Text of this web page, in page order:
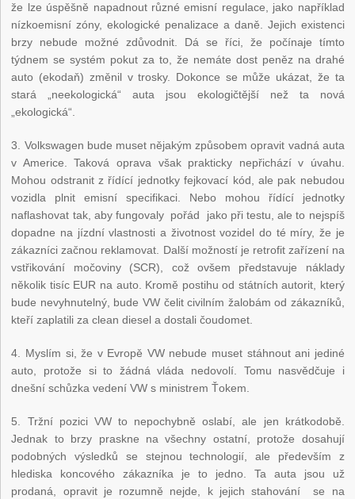
že lze úspěšně napadnout různé emisní regulace, jako například
nízkoemisní zóny, ekologické penalizace a daně. Jejich existenci
brzy nebude možné zdůvodnit. Dá se říci, že počínaje tímto
týdnem se systém pokut za to, že nemáte dost peněz na drahé
auto (ekodaň) změnil v trosky. Dokonce se může ukázat, že ta
stará „neekologická“ auta jsou ekologičtější než ta nová
„ekologická“.
3. Volkswagen bude muset nějakým způsobem opravit vadná auta
v Americe. Taková oprava však prakticky nepřichází v úvahu.
Mohou odstranit z řídící jednotky fejkovací kód, ale pak nebudou
vozidla plnit emisní specifikaci. Nebo mohou řídící jednotky
naflashovat tak, aby fungovaly pořád jako při testu, ale to nejspíš
dopadne na jízdní vlastnosti a životnost vozidel do té míry, že je
zákazníci začnou reklamovat. Další možností je retrofit zařízení na
vstřikování močoviny (SCR), což ovšem představuje náklady
několik tisíc EUR na auto. Kromě postihu od státních autorit, který
bude nevyhnutelný, bude VW čelit civilním žalobám od zákazníků,
kteří zaplatili za clean diesel a dostali čoudomet.
4. Myslím si, že v Evropě VW nebude muset stáhnout ani jediné
auto, protože si to žádná vláda nedovolí. Tomu nasvědčuje i
dnešní schůzka vedení VW s ministrem Ťokem.
5. Tržní pozici VW to nepochybně oslabí, ale jen krátkodobě.
Jednak to brzy praskne na všechny ostatní, protože dosahují
podobných výsledků se stejnou technologií, ale především z
hlediska koncového zákazníka je to jedno. Ta auta jsou už
prodaná, opravit je rozumně nejde, k jejich stahování se na